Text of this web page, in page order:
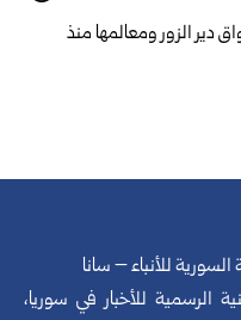
الزور ومعالمها منذ
السورية للأنباء – سانا
الرسمية للأخبار في سوريا،